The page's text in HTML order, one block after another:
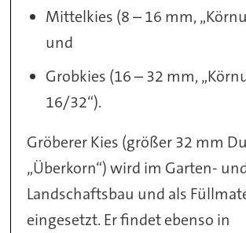
Mittelkies (8 – 16 mm,
und
Grobkies (16 – 32 mm,
16/32“).
Gröberer Kies (größer 32 mm
„Überkorn“) wird im Garten-
Landschaftsbau und als
eingesetzt. Er findet ebenso in